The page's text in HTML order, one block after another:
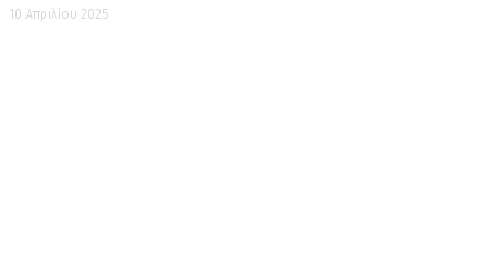
10 Απριλίου 2025